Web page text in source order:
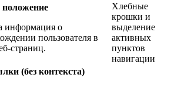
информация о
пользователя в
страниц.
Хлебные
крошки и
выделение
активных
пунктов
навигации
(без контекста)